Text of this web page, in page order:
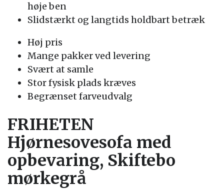
høje ben
Slidstærkt og langtids holdbart betræk
Høj pris
Mange pakker ved levering
Svært at samle
Stor fysisk plads kræves
Begrænset farveudvalg
FRIHETEN
Hjørnesovesofa med
opbevaring, Skiftebo
mørkegrå